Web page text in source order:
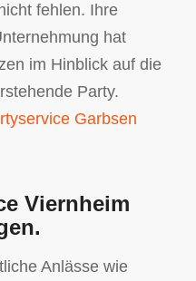
fehlen. Ihre
hat
im Hinblick auf die
Party.
Garbsen
Viernheim
Anlässe wie